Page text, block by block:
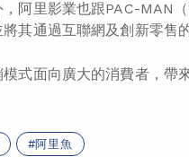
阿里影業也跟PAC-MAN
其通過互聯網及創新零售
式面向廣大的消費者，帶
阿里魚